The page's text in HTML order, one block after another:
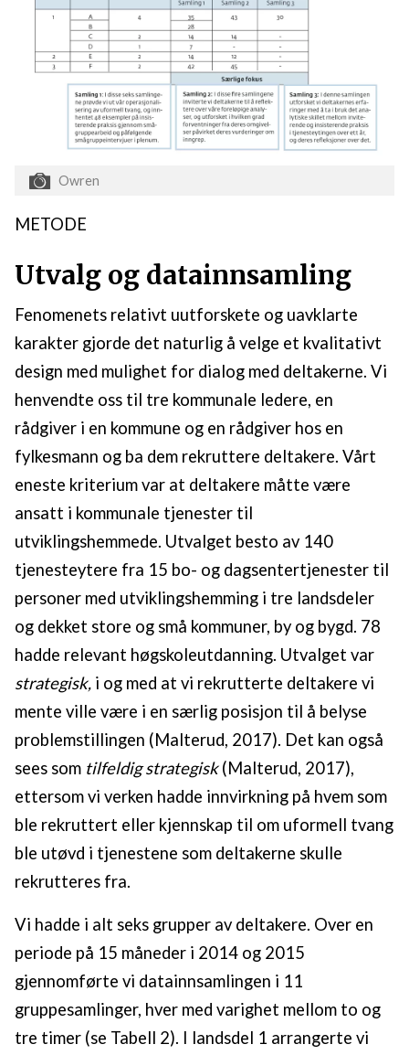
Owren
METODE
Utvalg og datainnsamling
Fenomenets relativt uutforskete og uavklarte
karakter gjorde det naturlig å velge et kvalitativt
design med mulighet for dialog med deltakerne. Vi
henvendte oss til tre kommunale ledere, en
rådgiver i en kommune og en rådgiver hos en
fylkesmann og ba dem rekruttere deltakere. Vårt
eneste kriterium var at deltakere måtte være
ansatt i kommunale tjenester til
utviklingshemmede. Utvalget besto av 140
tjenesteytere fra 15 bo- og dagsentertjenester til
personer med utviklingshemming i tre landsdeler
og dekket store og små kommuner, by og bygd. 78
hadde relevant høgskoleutdanning. Utvalget var
strategisk, i og med at vi rekrutterte deltakere vi
mente ville være i en særlig posisjon til å belyse
problemstillingen (Malterud, 2017). Det kan også
sees som tilfeldig strategisk(Malterud, 2017),
ettersom vi verken hadde innvirkning på hvem som
ble rekruttert eller kjennskap til om uformell tvang
ble utøvd i tjenestene som deltakerne skulle
rekrutteres fra.
Vi hadde i alt seks grupper av deltakere. Over en
periode på 15 måneder i 2014 og 2015
gjennomførte vi datainnsamlingen i 11
gruppesamlinger, hver med varighet mellom to og
tre timer (se Tabell 2). I landsdel 1 arrangerte vi